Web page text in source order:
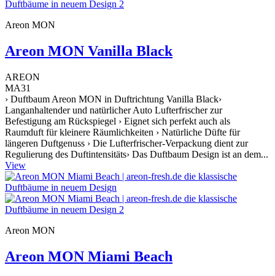
Areon MON
Areon MON Vanilla Black
AREON
MA31
› Duftbaum Areon MON in Duftrichtung Vanilla Black›
Langanhaltender und natürlicher Auto Lufterfrischer zur
Befestigung am Rückspiegel › Eignet sich perfekt auch als
Raumduft für kleinere Räumlichkeiten › Natürliche Düfte für
längeren Duftgenuss › Die Lufterfrischer-Verpackung dient zur
Regulierung des Duftintensitäts› Das Duftbaum Design ist an dem...
View
Areon MON
Areon MON Miami Beach